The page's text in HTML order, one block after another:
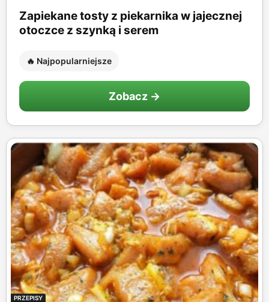
Zapiekane tosty z piekarnika w jajecznej
otoczce z szynką i serem
🔥 Najpopularniejsze
Zobacz →
PRZEPISY